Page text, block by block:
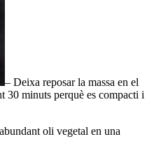
– Deixa reposar la massa en el
30 minuts perquè es compacti i
oli vegetal en una